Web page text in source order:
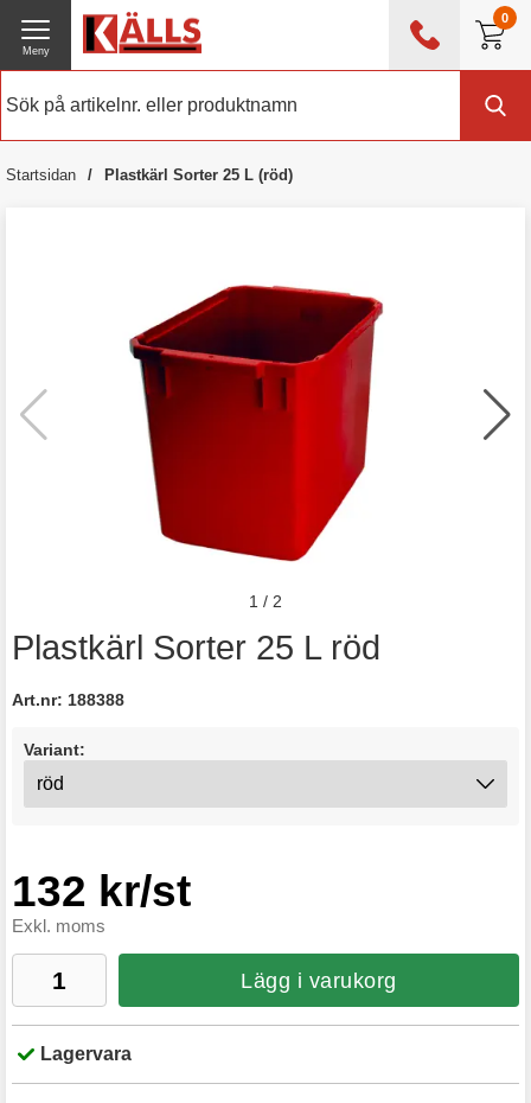
0
0476 - 214 80
Meny
Startsidan Plastkärl Sorter 25 L (röd)
Plastkärl Sorter 25 L röd
Art.nr: 188388
Variant:
132 kr/st
Exkl. moms
Lägg i varukorg
Lagervara
1 / 2